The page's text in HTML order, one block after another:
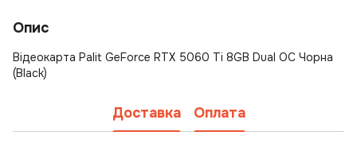
Опис
Відеокарта Palit GeForce RTX 5060 Ti 8GB Dual OC Чорна
(Black)
Доставка Оплата